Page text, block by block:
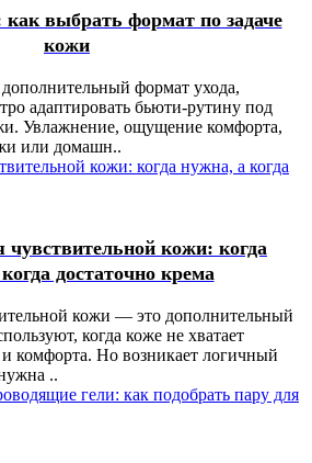
выбрать формат по задаче
кожи
формат ухода,
адаптировать бьюти-рутину под
Увлажнение, ощущение комфорта,
или домашн..
кожи: когда
достаточно крема
кожи — это дополнительный
когда коже не хватает
комфорта. Но возникает логичный
..